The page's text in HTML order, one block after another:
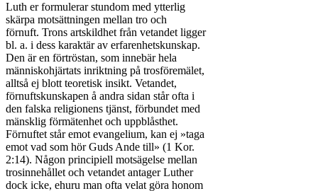
Luth er formulerar stundom med ytterlig
skärpa motsättningen mellan tro och
förnuft. Trons artskildhet från vetandet ligger
bl. a. i dess karaktär av erfarenhetskunskap.
Den är en förtröstan, som innebär hela
människohjärtats inriktning på trosföremälet,
alltså ej blott teoretisk insikt. Vetandet,
förnuftskunskapen å andra sidan står ofta i
den falska religionens tjänst, förbundet med
mänsklig förmätenhet och uppblåsthet.
Förnuftet står emot evangelium, kan ej »taga
emot vad som hör Guds Ande till» (1 Kor.
2:14). Någon principiell motsägelse mellan
trosinnehållet och vetandet antager Luther
dock icke, ehuru man ofta velat göra honom